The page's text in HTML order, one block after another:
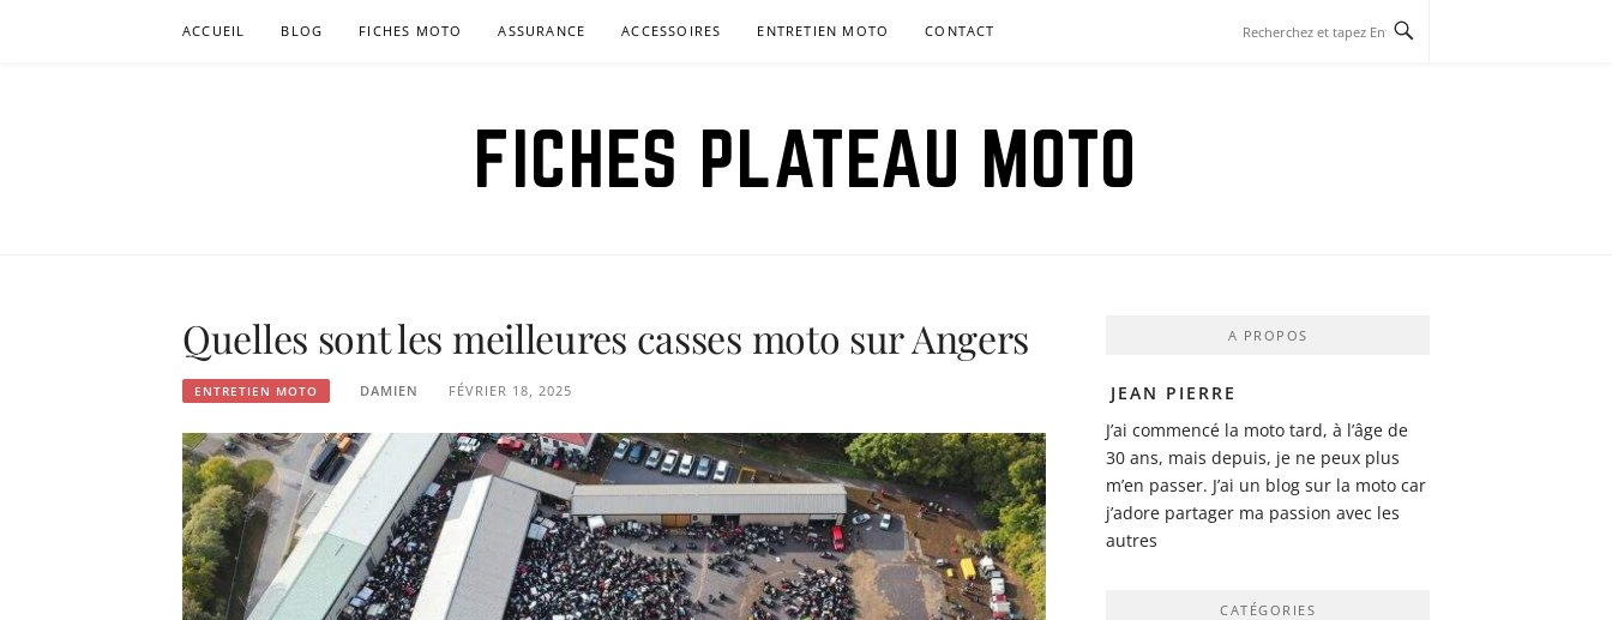
ACCUEIL BLOG FICHES MOTO ASSURANCE ACCESSOIRES ENTRETIEN MOTO CONTACT
FICHES PLATEAU MOTO
Quelles sont les meilleures casses moto sur Angers
ENTRETIEN MOTO DAMIEN FÉVRIER 18, 2025
A PROPOS
JEAN PIERRE
J’ai commencé la moto tard, à l’âge de
30 ans, mais depuis, je ne peux plus
m’en passer. J’ai un blog sur la moto car
j’adore partager ma passion avec les
autres
CATÉGORIES